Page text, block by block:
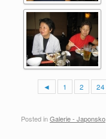
◄ 1 2 24
Posted inGalerie - Japonsko